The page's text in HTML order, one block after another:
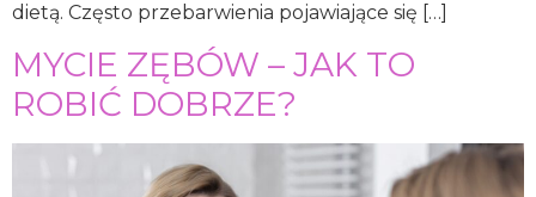
dietą. Często przebarwienia pojawiające się […]
MYCIE ZĘBÓW – JAK TO
ROBIĆ DOBRZE?